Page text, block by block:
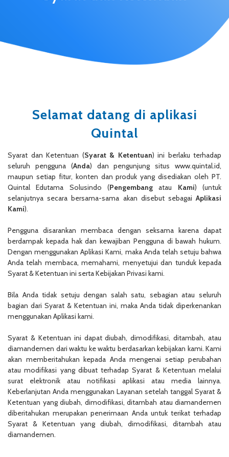
Selamat datang di aplikasi
Quintal
Syarat dan Ketentuan (Syarat & Ketentuan) ini berlaku terhadap
seluruh pengguna (Anda) dan pengunjung situs www.quintal.id,
maupun setiap fitur, konten dan produk yang disediakan oleh PT.
Quintal Edutama Solusindo (Pengembang atau Kami) (untuk
selanjutnya secara bersama-sama akan disebut sebagaiAplikasi
Kami).
Pengguna disarankan membaca dengan seksama karena dapat
berdampak kepada hak dan kewajiban Pengguna di bawah hukum.
Dengan menggunakan Aplikasi Kami, maka Anda telah setuju bahwa
Anda telah membaca, memahami, menyetujui dan tunduk kepada
Syarat & Ketentuan ini serta Kebijakan Privasi kami.
Bila Anda tidak setuju dengan salah satu, sebagian atau seluruh
bagian dari Syarat & Ketentuan ini, maka Anda tidak diperkenankan
menggunakan Aplikasi kami.
Syarat & Ketentuan ini dapat diubah, dimodifikasi, ditambah, atau
diamandemen dari waktu ke waktu berdasarkan kebijakan kami. Kami
akan memberitahukan kepada Anda mengenai setiap perubahan
atau modifikasi yang dibuat terhadap Syarat & Ketentuan melalui
surat elektronik atau notifikasi aplikasi atau media lainnya.
Keberlanjutan Anda menggunakan Layanan setelah tanggal Syarat &
Ketentuan yang diubah, dimodifikasi, ditambah atau diamandemen
diberitahukan merupakan penerimaan Anda untuk terikat terhadap
Syarat & Ketentuan yang diubah, dimodifikasi, ditambah atau
diamandemen.